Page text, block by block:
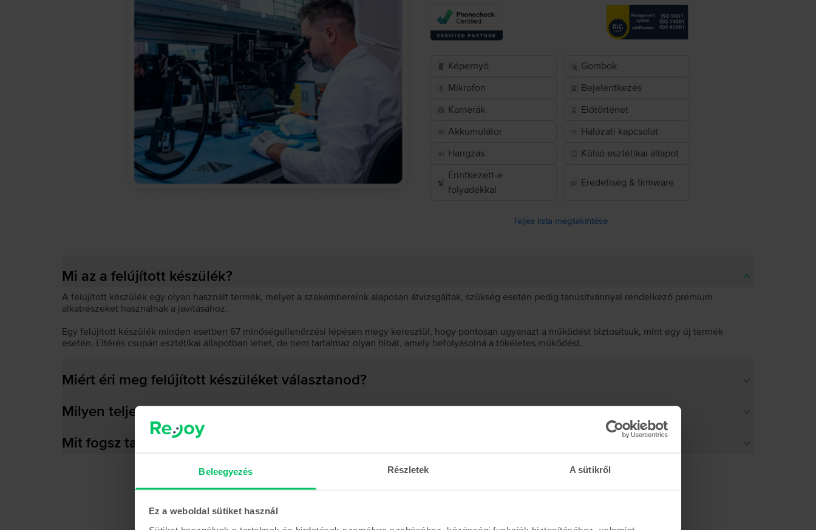
Beleegyezés Részletek A sütikről
Ez a weboldal sütiket használ
Képernyő
Gombok
Mikrofon
Bejelentkezés
Kamerák
Előtörténet
Akkumulátor
Hálózati kapcsolat
Hangzás
Külső esztétikai állapot
Érintkezett-e
folyadékkal
Eredetiség & firmware
Teljes lista megtekintése
Mi az a felújított készülék?
A felújított készülék egy olyan használt termék, melyet a szakembereink alaposan átvizsgáltak, szükség esetén pedig tanúsítvánnyal rendelkező prémium
alkatrészeket használnak a javításához.
Egy felújított készülék minden esetben 67 minőségellenőrzési lépésen megy keresztül, hogy pontosan ugyanazt a működést biztosítsuk, mint egy új termék
esetén. Eltérés csupán esztétikai állapotban lehet, de nem tartalmaz olyan hibát, amely befolyásolná a tökéletes működést.
Miért éri meg felújított készüléket választanod?
Milyen teljesítményre képes az akkumulátor?
Mit fogsz találni a dobozban?